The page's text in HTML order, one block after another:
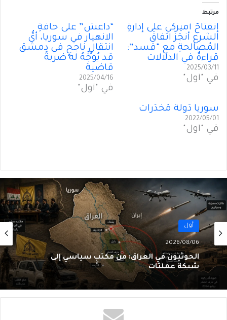
مرتبط
إنفتاحٌ أميركي على إدارةِ
الشرع أنجَزَ اتفاقَ
المُصالحةِ مع “قسد”:
قراءةٌ في الدلالات
2025/03/11
في "أول"
“داعش” على حافةِ
الانهيار في سوريا، أيُّ
انتقالٍ ناجحٍ في دمشق
قد يُوجِّهُ له ضربةً
قاضية
2025/04/16
في "أول"
سوريا دَولَةُ مُخَدّرات
2022/05/01
في "أول"
أول
2026/08/06
الحوثيون في العراق: من مكتبٍ سياسي إلى
شبكةِ عمليّات